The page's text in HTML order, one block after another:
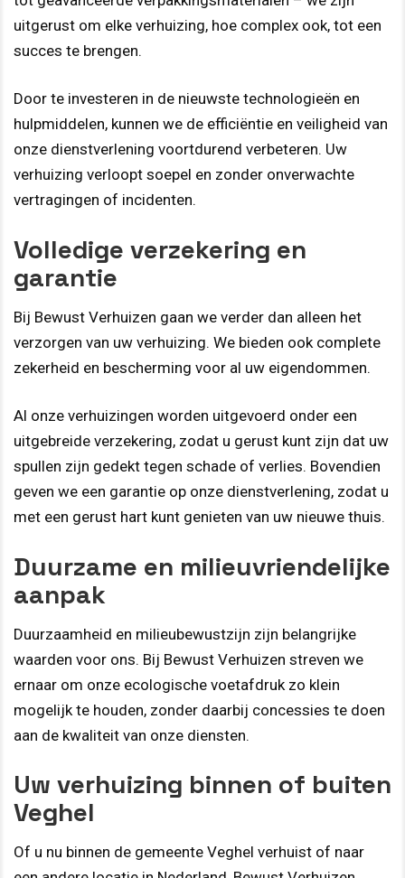
uitgerust om elke verhuizing, hoe complex ook, tot een
succes te brengen.
Door te investeren in de nieuwste technologieën en
hulpmiddelen, kunnen we de efficiëntie en veiligheid van
onze dienstverlening voortdurend verbeteren. Uw
verhuizing verloopt soepel en zonder onverwachte
vertragingen of incidenten.
Volledige verzekering en
garantie
Bij Bewust Verhuizen gaan we verder dan alleen het
verzorgen van uw verhuizing. We bieden ook complete
zekerheid en bescherming voor al uw eigendommen.
Al onze verhuizingen worden uitgevoerd onder een
uitgebreide verzekering, zodat u gerust kunt zijn dat uw
spullen zijn gedekt tegen schade of verlies. Bovendien
geven we een garantie op onze dienstverlening, zodat u
met een gerust hart kunt genieten van uw nieuwe thuis.
Duurzame en milieuvriendelijke
aanpak
Duurzaamheid en milieubewustzijn zijn belangrijke
waarden voor ons. Bij Bewust Verhuizen streven we
ernaar om onze ecologische voetafdruk zo klein
mogelijk te houden, zonder daarbij concessies te doen
aan de kwaliteit van onze diensten.
Uw verhuizing binnen of buiten
Veghel
Of u nu binnen de gemeente Veghel verhuist of naar